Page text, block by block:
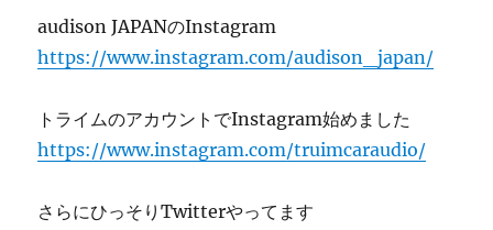
audison JAPANのInstagram
https://www.instagram.com/audison_japan/
トライムのアカウントでInstagram始めました
https://www.instagram.com/truimcaraudio/
さらにひっそりTwitterやってます